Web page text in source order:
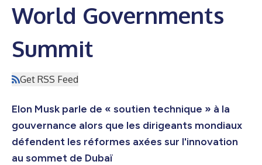
World Governments
Summit
Get RSS Feed
Elon Musk parle de « soutien technique » à la
gouvernance alors que les dirigeants mondiaux
défendent les réformes axées sur l'innovation
au sommet de Dubaï